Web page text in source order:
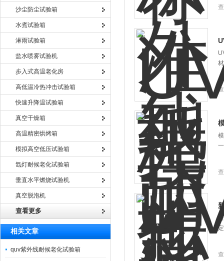
沙尘防尘试验箱
水煮试验箱
淋雨试验箱
盐水喷雾试验机
步入式高温老化房
高低温冷热冲击试验箱
快速升降温试验箱
真空干燥箱
高温精密烘烤箱
模拟高空低压试验箱
氙灯耐候老化试验箱
垂直水平燃烧试验机
真空脱泡机
查看更多
相关文章
quv紫外线耐候老化试验箱